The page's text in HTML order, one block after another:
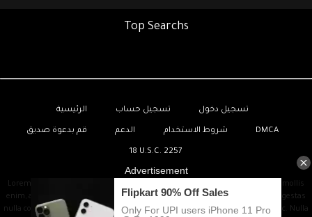
Top Searchs
الرئيسية تسجيل حساب تسجيل دخول
قم بدعوة صديق الدعم شروط الاستخدام DMCA
18 U.S.C. 2257
Lorem ipsum dolor sit amet, consectetur adipiscing elit. Proin pellentesque mollis
enim, at vulputate odio mollis sed. Praesent vestibulum tempor augue, vel egestas
nulla commodo quis. In hac habitasse platea dictumst. Nam non tempor nunc. Nulla